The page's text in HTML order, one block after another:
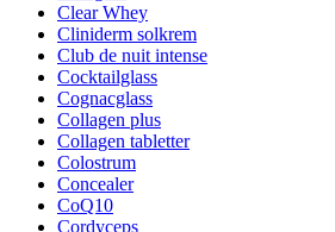
Clear Whey
Cliniderm solkrem
Club de nuit intense
Cocktailglass
Cognacglass
Collagen plus
Collagen tabletter
Colostrum
Concealer
CoQ10
Cordyceps